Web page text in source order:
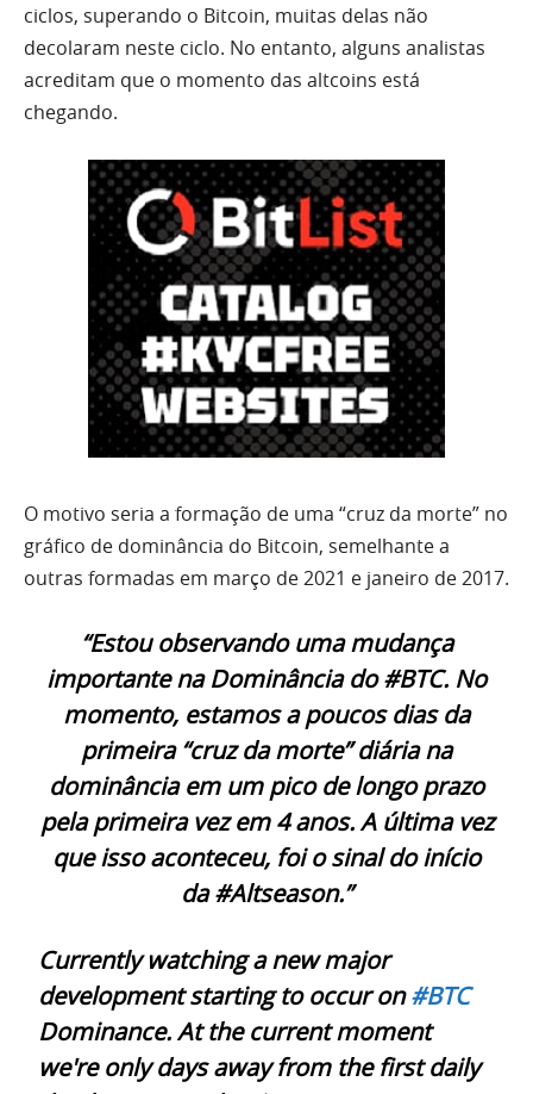
ciclos, superando o Bitcoin, muitas delas não
decolaram neste ciclo. No entanto, alguns analistas
acreditam que o momento das altcoins está
chegando.
O motivo seria a formação de uma “cruz da morte” no
gráfico de dominância do Bitcoin, semelhante a
outras formadas em março de 2021 e janeiro de 2017.
“Estou observando uma mudança
importante na Dominância do #BTC. No
momento, estamos a poucos dias da
primeira “cruz da morte” diária na
dominância em um pico de longo prazo
pela primeira vez em 4 anos. A última vez
que isso aconteceu, foi o sinal do início
da #Altseason.”
Currently watching a new major
development starting to occur on#BTC
Dominance. At the current moment
we're only days away from the first daily